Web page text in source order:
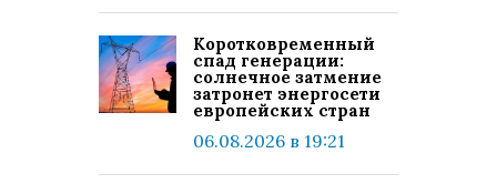
Коротковременный
спад генерации:
солнечное затмение
затронет энергосети
европейских стран
06.08.2026 в 19:21